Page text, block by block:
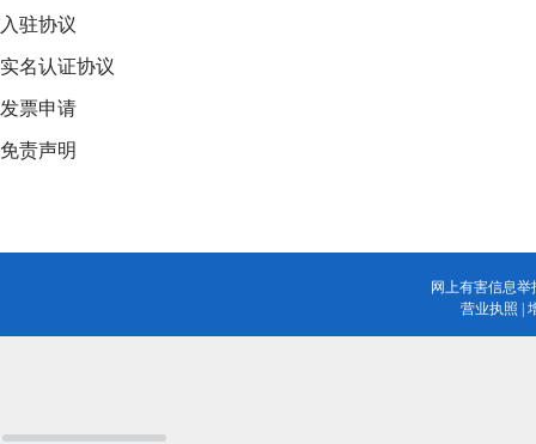
入驻协议
实名认证协议
发票申请
免责声明
网上有害信息
营业执照